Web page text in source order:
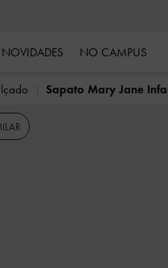
NOVIDADES NO CAMPUS
Sapato Mary Jane